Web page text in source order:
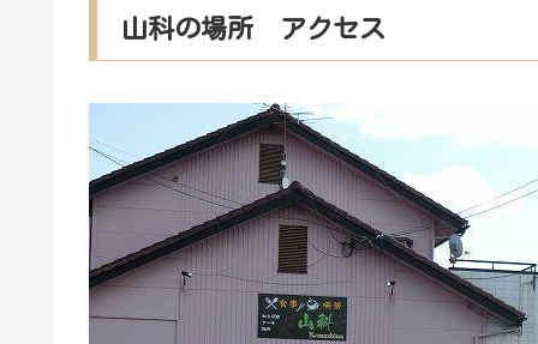
山科の場所 アクセス